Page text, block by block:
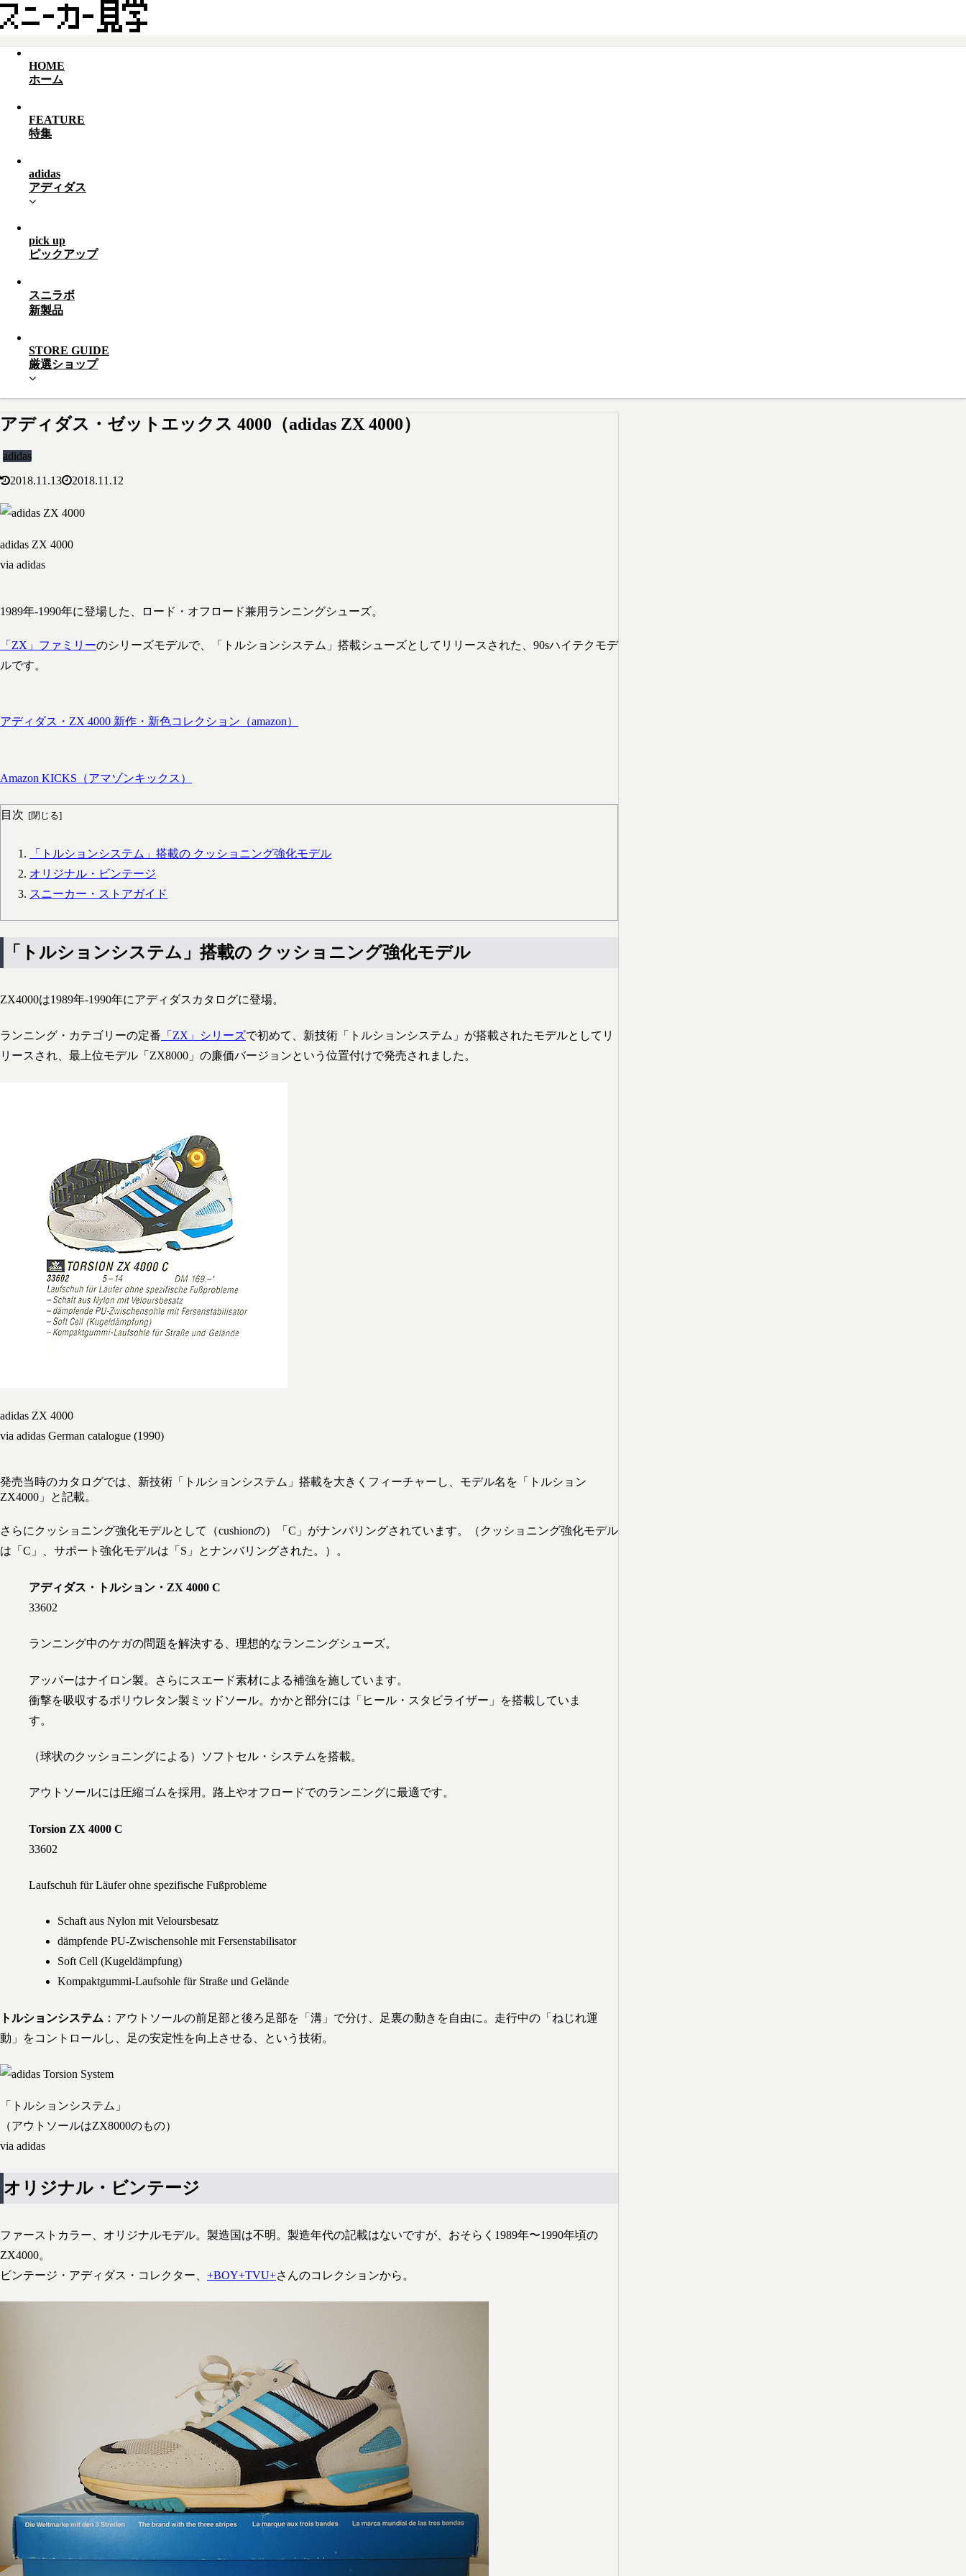
HOME
ホーム
FEATURE
特集
adidas
アディダス
pick up
ピックアップ
スニラボ
新製品
STORE GUIDE
厳選ショップ
アディダス・ゼットエックス 4000（adidas ZX 4000）
adidas
2018.11.13
2018.11.12
adidas ZX 4000
via adidas
1989年-1990年に登場した、ロード・オフロード兼用ランニングシューズ。
「ZX」ファミリーのシリーズモデルで、「トルションシステム」搭載シューズとしてリリースされた、90sハイテクモデ
ルです。
アディダス・ZX 4000 新作・新色コレクション（amazon）
Amazon KICKS（アマゾンキックス）
目次
「トルションシステム」搭載の クッショニング強化モデル
オリジナル・ビンテージ
スニーカー・ストアガイド
「トルションシステム」搭載の クッショニング強化モデル
ZX4000は1989年-1990年にアディダスカタログに登場。
ランニング・カテゴリーの定番 「ZX」シリーズで初めて、新技術「トルションシステム」が搭載されたモデルとしてリ
リースされ、最上位モデル「ZX8000」の廉価バージョンという位置付けで発売されました。
adidas ZX 4000
via adidas German catalogue (1990)
発売当時のカタログでは、新技術「トルションシステム」搭載を大きくフィーチャーし、モデル名を「トルション
ZX4000」と記載。
さらにクッショニング強化モデルとして（cushionの）「C」がナンバリングされています。（クッショニング強化モデル
は「C」、サポート強化モデルは「S」とナンバリングされた。）。
アディダス・トルション・ZX 4000 C
33602
ランニング中のケガの問題を解決する、理想的なランニングシューズ。
アッパーはナイロン製。さらにスエード素材による補強を施しています。
衝撃を吸収するポリウレタン製ミッドソール。かかと部分には「ヒール・スタビライザー」を搭載していま
す。
（球状のクッショニングによる）ソフトセル・システムを搭載。
アウトソールには圧縮ゴムを採用。路上やオフロードでのランニングに最適です。
Torsion ZX 4000 C
33602
Laufschuh für Läufer ohne spezifische Fußprobleme
Schaft aus Nylon mit Veloursbesatz
dämpfende PU-Zwischensohle mit Fersenstabilisator
Soft Cell (Kugeldämpfung)
Kompaktgummi-Laufsohle für Straße und Gelände
トルションシステム ：アウトソールの前足部と後ろ足部を「溝」で分け、足裏の動きを自由に。走行中の「ねじれ運
動」をコントロールし、足の安定性を向上させる、という技術。
「トルションシステム」
（アウトソールはZX8000のもの）
via adidas
オリジナル・ビンテージ
ファーストカラー、オリジナルモデル。製造国は不明。製造年代の記載はないですが、おそらく1989年〜1990年頃の
ZX4000。
ビンテージ・アディダス・コレクター、 +BOY+TVU+さんのコレクションから。